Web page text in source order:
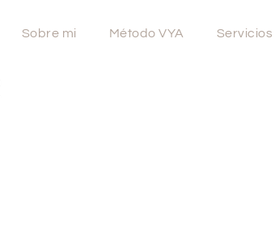
Sobre mi Método VYA Servicios